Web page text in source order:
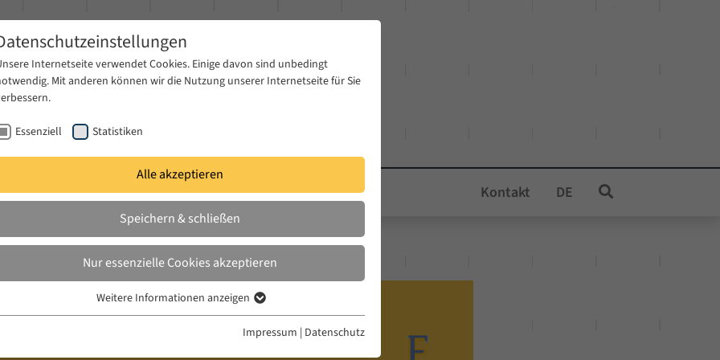
Publikationen Projekte News & Presse Kontakt DE
Internetseite verwendet Cookies. Einige davon sind unbedingt
Mit anderen können wir die Nutzung unserer Internetseite für Sie
Essenziell Statistiken
Alle akzeptieren
Speichern & schließen
Nur essenzielle Cookies akzeptieren
Essenzielle Cookies werden für grundlegende Funktionen der Webseite
Weitere Informationen anzeigen
Impressum | Datenschutz